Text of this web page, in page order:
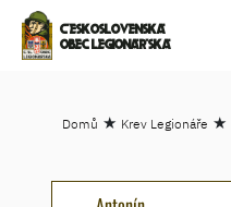
ČESKOSLOVENSKÁ
OBEC LEGIONÁŘSKÁ
Domů ★ Krev Legionáře ★